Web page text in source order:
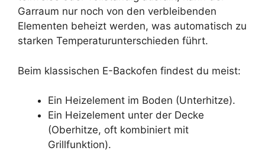
Garraum nur noch von den verbleibenden
Elementen beheizt werden, was automatisch zu
starken Temperaturunterschieden führt.
Beim klassischen E-Backofen findest du meist:
Ein Heizelement im Boden (Unterhitze).
Ein Heizelement unter der Decke
(Oberhitze, oft kombiniert mit
Grillfunktion).